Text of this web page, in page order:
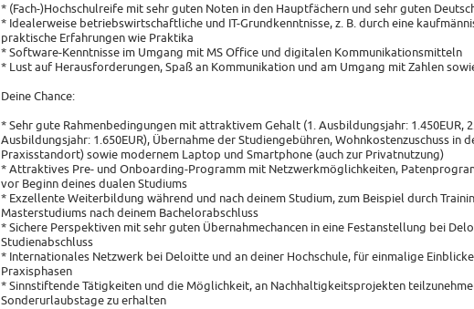
* (Fach-)Hochschulreife mit sehr guten Noten in den Hauptfächern und sehr guten
* Idealerweise betriebswirtschaftliche und IT-Grundkenntnisse, z. B. durch eine
praktische Erfahrungen wie Praktika
* Software-Kenntnisse im Umgang mit MS Office und digitalen Kommunikationsmitteln
* Lust auf Herausforderungen, Spaß an Kommunikation und am Umgang mit Zahlen
Deine Chance:
* Sehr gute Rahmenbedingungen mit attraktivem Gehalt (1. Ausbildungsjahr: 1.450EUR,
Ausbildungsjahr: 1.650EUR), Übernahme der Studiengebühren, Wohnkostenzuschuss in
Praxisstandort) sowie modernem Laptop und Smartphone (auch zur Privatnutzung)
* Attraktives Pre- und Onboarding-Programm mit Netzwerkmöglichkeiten,
vor Beginn deines dualen Studiums
* Exzellente Weiterbildung während und nach deinem Studium, zum Beispiel durch
Masterstudiums nach deinem Bachelorabschluss
* Sichere Perspektiven mit sehr guten Übernahmechancen in eine Festanstellung bei
Studienabschluss
* Internationales Netzwerk bei Deloitte und an deiner Hochschule, für einmalige
Praxisphasen
* Sinnstiftende Tätigkeiten und die Möglichkeit, an Nachhaltigkeitsprojekten
Sonderurlaubstage zu erhalten